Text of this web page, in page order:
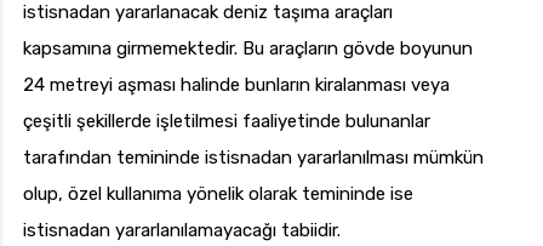
istisnadan yararlanacak deniz taşıma araçları
kapsamına girmemektedir. Bu araçların gövde boyunun
24 metreyi aşması halinde bunların kiralanması veya
çeşitli şekillerde işletilmesi faaliyetinde bulunanlar
tarafından temininde istisnadan yararlanılması mümkün
olup, özel kullanıma yönelik olarak temininde ise
istisnadan yararlanılamayacağı tabiidir.